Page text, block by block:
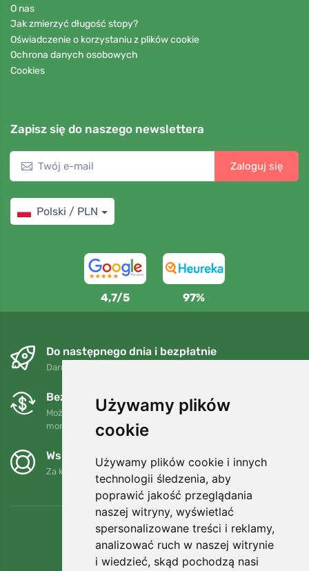
Używamy plików
cookie
Używamy plików cookie i innych
technologii śledzenia, aby
poprawić jakość przeglądania
naszej witryny, wyświetlać
spersonalizowane treści i reklamy,
analizować ruch w naszej witrynie
i wiedzieć, skąd pochodzą nasi
O nas
Jak zmierzyć długość stopy?
Oświadczenie o korzystaniu z plików cookie
Ochrona danych osobowych
Cookies
Zapisz się do naszego newslettera
Zaloguj się
Polski / PLN
4,7/5 97%
Do następnego dnia i bezpłatnie
Darmowa wysyłka dla zamówień powyżej 250 PLN
Bezpłatne wymiany i zwroty
Możesz zwrócić lub wymienić swoje zamówienie w dowolnym
momencie w ciągu 90 dni.
Wspieramy Trees.org
Za każde zamówienie sadzimy drzewo! Czytaj więcej